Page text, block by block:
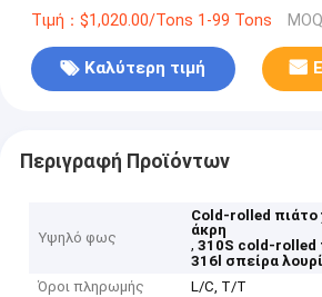
Τιμή：$1,020.00/Tons 1-99 Tons
Καλύτερη τιμή
Περιγραφή Προϊόντων
Υψηλό φως
Cold-rolled πιάτο
άκρη
,310S cold-rolled
316l σπείρα
Όροι πληρωμής
L/C, T/T